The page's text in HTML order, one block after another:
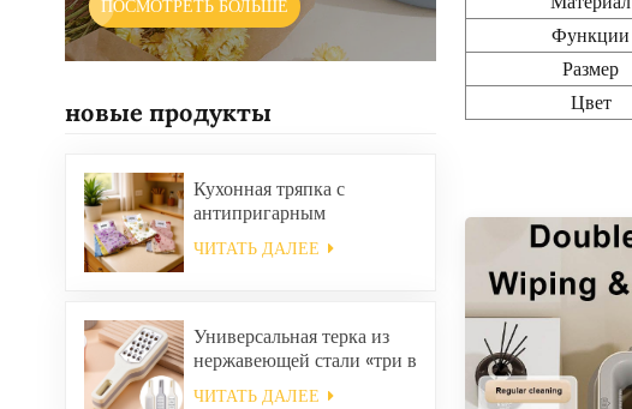
ПОСМОТРЕТЬ БОЛЬШЕ
новые продукты
Кухонная тряпка с
антипригарным
покрытием и маслом,
легко моется, утолщенная,
многоразовая,
экологичная.
ЧИТАТЬ ДАЛЕЕ
Универсальная терка из
нержавеющей стали «три в
одном».
ЧИТАТЬ ДАЛЕЕ
Функции
Размер
Цвет